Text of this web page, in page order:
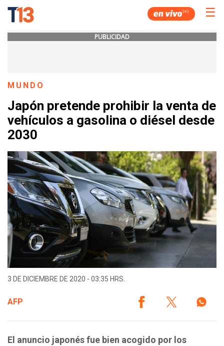
☰
PUBLICIDAD
MUNDO
Japón pretende prohibir la venta de
vehículos a gasolina o diésel desde
2030
3 DE DICIEMBRE DE 2020 - 03:35 HRS.
AFP
El anuncio japonés fue bien acogido por los